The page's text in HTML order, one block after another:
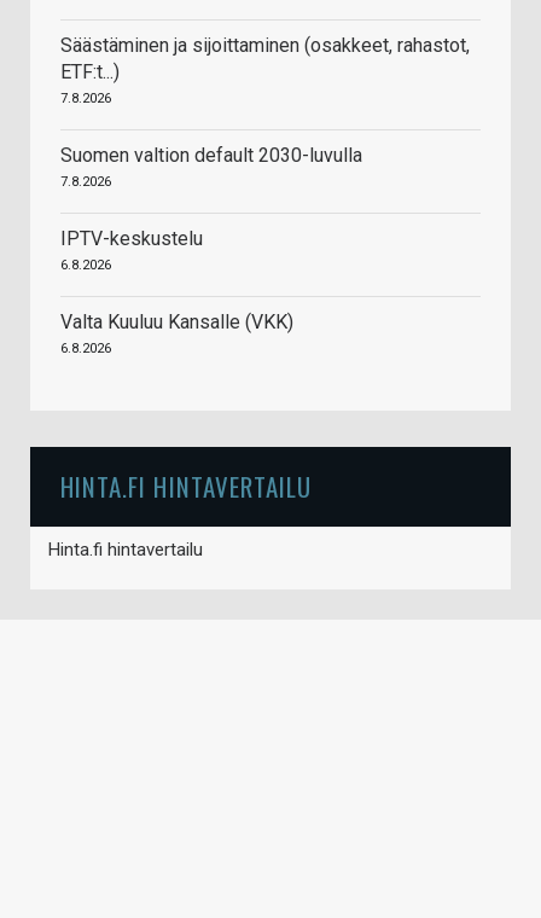
Säästäminen ja sijoittaminen (osakkeet, rahastot,
ETF:t...)
7.8.2026
Suomen valtion default 2030-luvulla
7.8.2026
IPTV-keskustelu
6.8.2026
Valta Kuuluu Kansalle (VKK)
6.8.2026
HINTA.FI HINTAVERTAILU
Hinta.fi hintavertailu